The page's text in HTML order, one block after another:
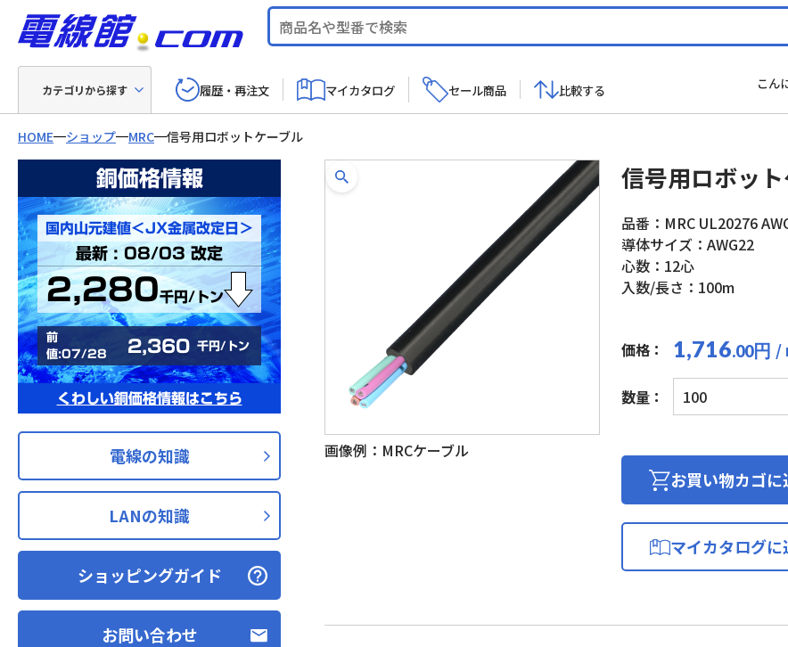
カテゴリから探す 履歴・再注文 マイカタログ セール商品 比較する こん
HOME ショップ MRC 信号用ロボットケーブル
銅価格情報
国内山元建値＜JX金属改定日＞
最新 : 08/03 改定
2,280千円/トン
前
値:07/28
2,360 千円/トン
くわしい銅価格情報はこちら
電線の知識
LANの知識
ショッピングガイド
お問い合わせ
画像例：MRCケーブル
信号用ロボッ
品番：MRC UL20276
導体サイズ：AWG22
心数：12心
入数/長さ：100m
価格： 1,716.00円 /
数量：
信
号
ロ
個
お買い物カゴに
マイカタログに